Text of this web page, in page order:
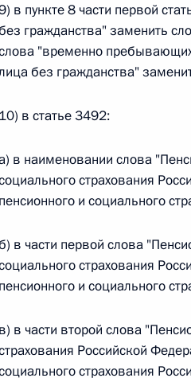
О ратификации Соглашения
Министров Киргизской
по вопросам внутренних дел и
26 июля 2026 года
О внесении изменений в Кодекс
Федерального закона «Об
Федеральный закон от
26 июля 2026 года
в пункте 8 части первой
гражданства" заменить
"временно
без гражданства"
10) в статье 3492:
в наименовании слова
страхования
пенсионного и социального
в части первой слова
страхования
пенсионного и социального
в) в части второй слова
Российской
страхования